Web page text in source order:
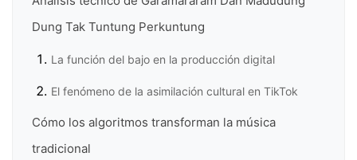
Dung Tak Tuntung Perkuntung
La función del bajo en la producción digital
El fenómeno de la asimilación cultural en TikTok
Cómo los algoritmos transforman la música
tradicional